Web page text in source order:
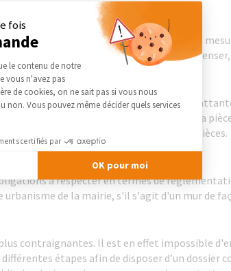
la solidité de l'ensemble.
être entreprise. Mais là aussi, certaines
comme on pourrait être amené à le
Il est possible de poser une porte,
et ainsi augmenter le volume de la
cuisine américaine en reliant les deux pièces.
à respecter en termes de
de la mairie, s'il s'agit d'un mur de
contraignantes. Il est en effet impossible
étapes afin de disposer d'un dossier
fois
du Consentement :
le contenu de notre
vous n'avez pas
de cookies, on ne sait pas si vous nous
non. Vous pouvez même décider quels services
certifiés par
OK pour moi
consent